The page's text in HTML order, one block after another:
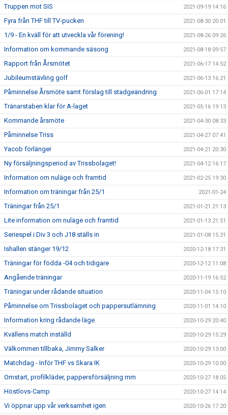
Truppen mot SIS 2021-09-19 14:16
Fyra från THF till TV-pucken 2021-08-30 20:01
1/9 - En kväll för att utveckla vår förening! 2021-08-26 09:26
Information om kommande säsong 2021-08-18 09:57
Rapport från Årsmötet 2021-06-17 14:52
Jubileumstävling golf 2021-06-13 16:21
Påminnelse Årsmöte samt förslag till stadgeändring 2021-06-01 17:14
Tränarstaben klar för A-laget 2021-05-16 19:13
Kommande årsmöte 2021-04-30 08:33
Påminnelse Triss 2021-04-27 07:41
Yacob förlänger 2021-04-21 20:30
Ny försäljningsperiod av Trissbolaget! 2021-04-12 16:17
Information om nuläge och framtid 2021-02-25 19:30
Information om träningar från 25/1 2021-01-24
Träningar från 25/1 2021-01-21 21:13
Lite information om nuläge och framtid 2021-01-13 21:51
Seriespel i Div 3 och J18 ställs in 2021-01-08 15:31
Ishallen stänger 19/12 2020-12-18 17:31
Träningar för födda -04 och tidigare 2020-12-12 11:08
Angående träningar 2020-11-19 16:52
Träningar under rådande situation 2020-11-04 15:10
Påminnelse om Trissbolaget och pappersutlämning 2020-11-01 14:10
Information kring rådande läge 2020-10-29 20:40
Kvällens match inställd 2020-10-29 15:29
Välkommen tillbaka, Jimmy Salker 2020-10-29 13:00
Matchdag - Inför THF vs Skara IK 2020-10-29 10:00
Omstart, profilkläder, pappersförsäljning mm 2020-10-27 18:05
Höstlovs-Camp 2020-10-27 14:14
Vi öppnar upp vår verksamhet igen 2020-10-26 17:20